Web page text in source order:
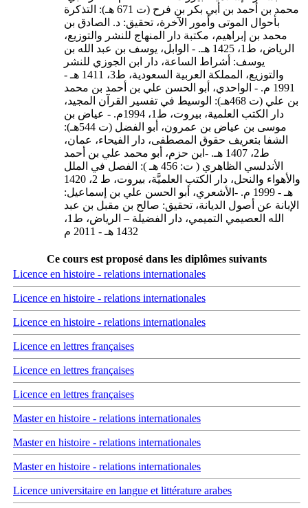
محمد بن أحمد بن أبي بكر بن فرح (ت 671 هـ): التذكرة
بأحوال الموتى وأمور الآخرة، تحقيق: د. الصادق بن
محمد بن إبراهيم، مكتبة دار المنهاج للنشر والتوزيع،
الرياض، ط1، 1425 هـ. - الوابل، يوسف بن عبد الله بن
يوسف: أشراط الساعة، دار ابن الجوزي للنشر
والتوزيع، المملكة العربية السعودية، ط3، 1411 هـ -
1991 م. - الواحدي، أبو الحسن علي بن أحمد بن محمد
بن علي (ت 468هـ): الوسيط في تفسير القرآن المجيد،
دار الكتب العلمية، بيروت، ط1، 1994م. - عياض بن
موسى بن عياض بن عمرون، أبو الفضل (ت 544هـ):
الشفا بتعريف حقوق المصطفى، دار الفيحاء، عمان،
ط2، 1407 هـ. -ابن حزم، أبو محمد علي بن أحمد
الأندلسي الظاهري ( ت: 456 هـ ): الفصل في الملل
والأهواء والنحل، دار الكتب العلميَّة، بيروت، ط 2، 1420
هـ - 1999 م. -الأشعري، أبو الحسن علي بن إسماعيل:
الإبانة عن أصول الديانة، تحقيق: صالح بن مقبل بن عبد
الله العصيمي التميمي، دار الفضيلة – الرياض، ط1،
1432 هـ - 2011 م
Ce cours est proposé dans les diplômes suivants
Licence en histoire - relations internationales
Licence en histoire - relations internationales
Licence en histoire - relations internationales
Licence en lettres françaises
Licence en lettres françaises
Licence en lettres françaises
Master en histoire - relations internationales
Master en histoire - relations internationales
Master en histoire - relations internationales
Licence universitaire en langue et littérature arabes